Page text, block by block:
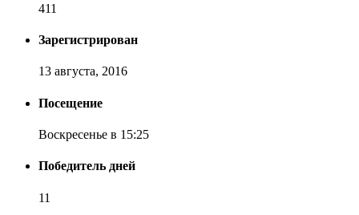
411
Зарегистрирован
13 августа, 2016
Посещение
Воскресенье в 15:25
Победитель дней
11